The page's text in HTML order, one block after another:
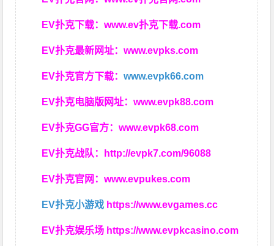
EV扑克下载：www.ev扑克下载.com
EV扑克最新网址：www.evpks.com
EV扑克官方下载：www.evpk66.com
EV扑克电脑版网址：www.evpk88.com
EV扑克GG官方：www.evpk68.com
EV扑克战队： http://evpk7.com/96088
EV扑克官网：www.evpukes.com
EV扑克小游戏 https://www.evgames.cc
EV扑克娱乐场 https://www.evpkcasino.com